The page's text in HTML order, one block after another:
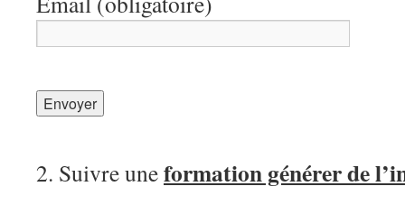
2. Suivre uneformation générer de